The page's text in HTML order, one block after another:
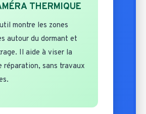
THERMIQUE
montre les zones
autour du dormant et
Il aide à viser la
réparation, sans travaux